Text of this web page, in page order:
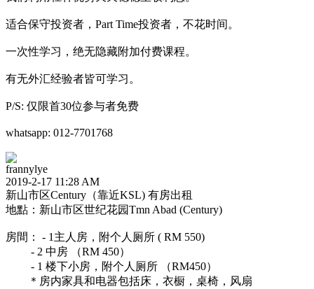
适合保守投资者，Part Time投资者，不花时间。
一次性学习，绝无隐藏附加付费课程。
有无外汇经验者皆可学习。
P/S: 仅限首30位参与者免费
whatsapp: 012-7701768
frannylye
2019-2-17 11:28 AM
新山市区Century（靠近KSL) 有房出租
地點：新山市区世纪花园Tmn Abad (Century)
房間： - 1主人房，附个人厕所 ( RM 550)
- 2 中房 （RM 450）
- 1 楼下小房，附个人厕所 （RM450）
＊房内家具和电器包括床，衣橱，桌椅，风扇